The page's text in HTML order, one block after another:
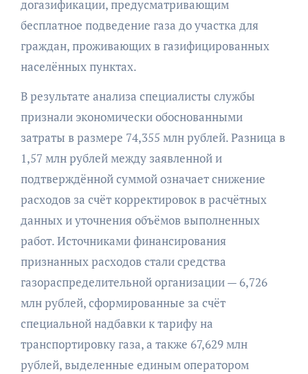
догазификации, предусматривающим
бесплатное подведение газа до участка для
граждан, проживающих в газифицированных
населённых пунктах.
В результате анализа специалисты службы
признали экономически обоснованными
затраты в размере 74,355 млн рублей. Разница в
1,57 млн рублей между заявленной и
подтверждённой суммой означает снижение
расходов за счёт корректировок в расчётных
данных и уточнения объёмов выполненных
работ. Источниками финансирования
признанных расходов стали средства
газораспределительной организации — 6,726
млн рублей, сформированные за счёт
специальной надбавки к тарифу на
транспортировку газа, а также 67,629 млн
рублей, выделенные единым оператором